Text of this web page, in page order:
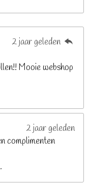
2 jaar geleden
Mooie webshop
2 jaar geleden
complimenten